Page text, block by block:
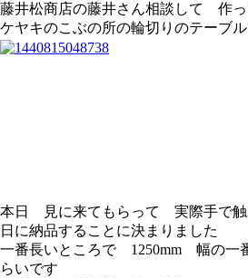
藤井松商店の藤井さん相談して 作
ケヤキのこぶの所の輪切りのテーブ
本日 見に来てもらって 実際手で
日に納品することに決まりました
一番長いところで 1250mm 幅の一
らいです